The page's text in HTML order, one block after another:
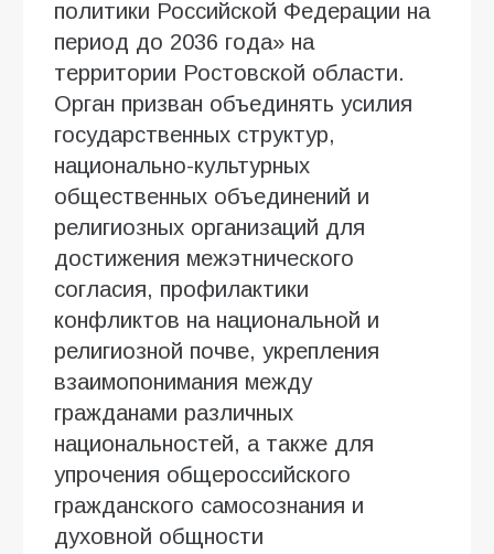
политики Российской Федерации на
период до 2036 года» на
территории Ростовской области.
Орган призван объединять усилия
государственных структур,
национально-культурных
общественных объединений и
религиозных организаций для
достижения межэтнического
согласия, профилактики
конфликтов на национальной и
религиозной почве, укрепления
взаимопонимания между
гражданами различных
национальностей, а также для
упрочения общероссийского
гражданского самосознания и
духовной общности